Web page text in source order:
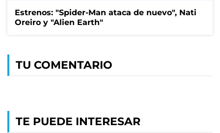
Estrenos: "Spider-Man ataca de nuevo", Nati
Oreiro y "Alien Earth"
TU COMENTARIO
TE PUEDE INTERESAR